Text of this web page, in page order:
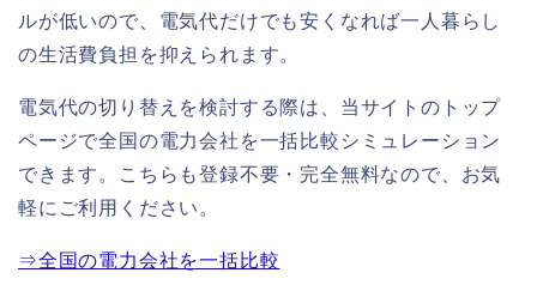
ルが低いので、電気代だけでも安くなれば一人暮らし
の生活費負担を抑えられます。
電気代の切り替えを検討する際は、当サイトのトップ
ページで全国の電力会社を一括比較シミュレーション
できます。こちらも登録不要・完全無料なので、お気
軽にご利用ください。
⇒全国の電力会社を一括比較